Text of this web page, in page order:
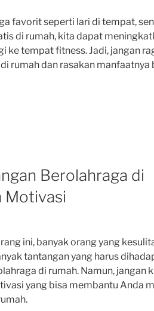
favorit seperti lari di tempat,
di rumah, kita dapat
ke tempat fitness. Jadi, jangan
rumah dan rasakan manfaatnya
Berolahraga di
Motivasi
ini, banyak orang yang
tantangan yang harus
di rumah. Namun, jangan
yang bisa membantu Anda